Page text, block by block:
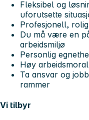
Fleksibel og
uforutsette
Profesjonell,
Du må være en
arbeidsmiljø
Personlig
Høy arbeidsmoral
Ta ansvar og
rammer
Vi tilbyr